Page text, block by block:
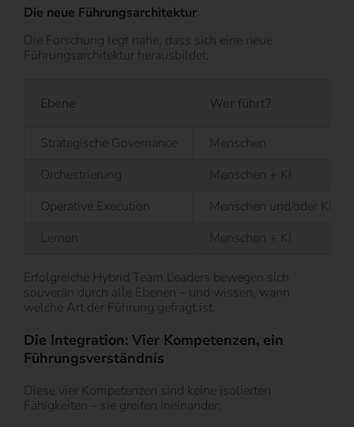
Die neue Führungsarchitektur
Die Forschung legt nahe, dass sich eine neue
Führungsarchitektur herausbildet:
Ebene Wer führt?
Strategische Governance
Menschen
Orchestrierung
Menschen + KI
Operative Execution
Menschen und/oder KI
Lernen
Menschen + KI
Erfolgreiche Hybrid Team Leaders bewegen sich
souverän durch alle Ebenen – und wissen, wann
welche Art der Führung gefragt ist.
Die Integration: Vier Kompetenzen, ein
Führungsverständnis
Diese vier Kompetenzen sind keine isolierten
Fähigkeiten – sie greifen ineinander: